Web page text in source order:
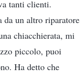
tanti clienti.
da un altro riparatore
chiacchierata, mi
piccolo, puoi
Ha detto che